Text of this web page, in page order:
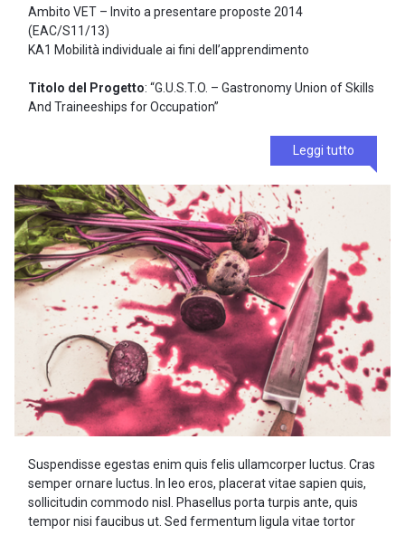
Ambito VET – Invito a presentare proposte 2014
(EAC/S11/13)
KA1 Mobilità individuale ai fini dell’apprendimento
Titolo del Progetto: “G.U.S.T.O. – Gastronomy Union of Skills
And Traineeships for Occupation”
Leggi tutto
Suspendisse egestas enim quis felis ullamcorper luctus. Cras
semper ornare luctus. In leo eros, placerat vitae sapien quis,
sollicitudin commodo nisl. Phasellus porta turpis ante, quis
tempor nisi faucibus ut. Sed fermentum ligula vitae tortor